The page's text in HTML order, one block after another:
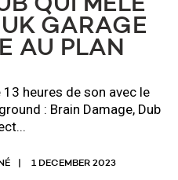
QUI MÊLE
GARAGE
AU PLAN
heures de son avec le
: Brain Damage, Dub
1 DECEMBER 2023